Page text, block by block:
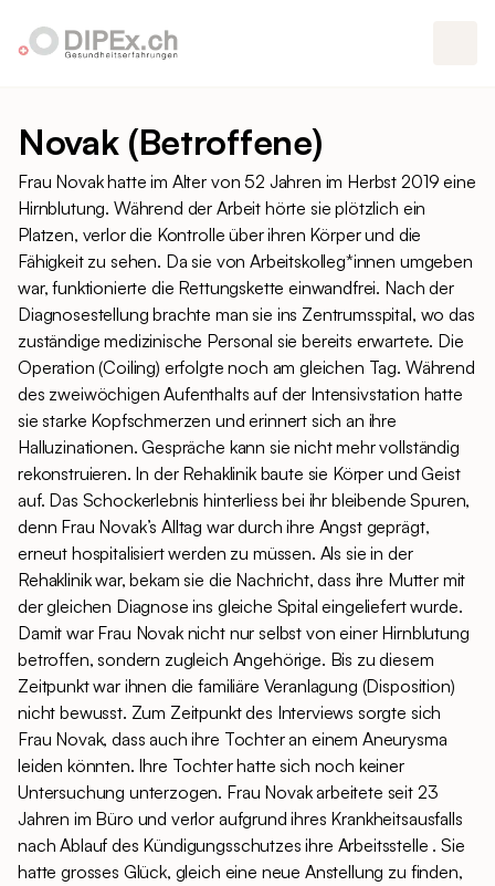
Novak (Betroffene)
Frau Novak hatte im Alter von 52 Jahren im Herbst 2019 eine
Hirnblutung. Während der Arbeit hörte sie plötzlich ein
Platzen, verlor die Kontrolle über ihren Körper und die
Fähigkeit zu sehen. Da sie von Arbeitskolleg*innen umgeben
war, funktionierte die Rettungskette einwandfrei. Nach der
Diagnosestellung brachte man sie ins Zentrumsspital, wo das
zuständige medizinische Personal sie bereits erwartete. Die
Operation (Coiling) erfolgte noch am gleichen Tag. Während
des zweiwöchigen Aufenthalts auf der Intensivstation hatte
sie starke Kopfschmerzen und erinnert sich an ihre
Halluzinationen. Gespräche kann sie nicht mehr vollständig
rekonstruieren. In der Rehaklinik baute sie Körper und Geist
auf. Das Schockerlebnis hinterliess bei ihr bleibende Spuren,
denn Frau Novak’s Alltag war durch ihre Angst geprägt,
erneut hospitalisiert werden zu müssen. Als sie in der
Rehaklinik war, bekam sie die Nachricht, dass ihre Mutter mit
der gleichen Diagnose ins gleiche Spital eingeliefert wurde.
Damit war Frau Novak nicht nur selbst von einer Hirnblutung
betroffen, sondern zugleich Angehörige. Bis zu diesem
Zeitpunkt war ihnen die familiäre Veranlagung (Disposition)
nicht bewusst. Zum Zeitpunkt des Interviews sorgte sich
Frau Novak, dass auch ihre Tochter an einem Aneurysma
leiden könnten. Ihre Tochter hatte sich noch keiner
Untersuchung unterzogen. Frau Novak arbeitete seit 23
Jahren im Büro und verlor aufgrund ihres Krankheitsausfalls
nach Ablauf des Kündigungsschutzes ihre Arbeitsstelle . Sie
hatte grosses Glück, gleich eine neue Anstellung zu finden,